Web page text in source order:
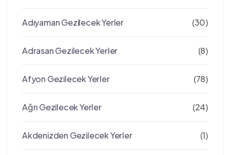
Adıyaman Gezilecek Yerler (30)
Adrasan Gezilecek Yerler (8)
Afyon Gezilecek Yerler (78)
Ağrı Gezilecek Yerler (24)
Akdenizden Gezilecek Yerler (1)